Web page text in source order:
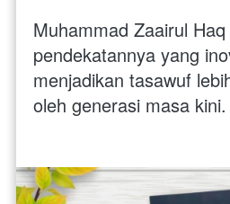
Muhammad Zaairul
pendekatannya yang
menjadikan tasawuf
oleh generasi masa kini.